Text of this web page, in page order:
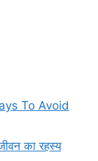
To Avoid
का रहस्य